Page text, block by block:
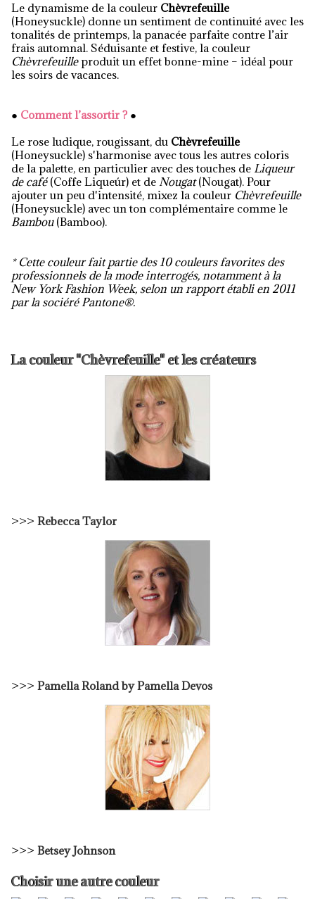
Le dynamisme de la couleur Chèvrefeuille
(Honeysuckle) donne un sentiment de continuité avec les
tonalités de printemps, la panacée parfaite contre l’air
frais automnal. Séduisante et festive, la couleur
Chèvrefeuilleproduit un effet bonne-mine – idéal pour
les soirs de vacances.
● Comment l’assortir ? ●
Le rose ludique, rougissant, du Chèvrefeuille
(Honeysuckle) s'harmonise avec tous les autres coloris
de la palette, en particulier avec des touches de Liqueur
de café(Coffe Liqueúr) et de Nougat(Nougat). Pour
ajouter un peu d'intensité, mixez la couleur Chèvrefeuille
(Honeysuckle) avec un ton complémentaire comme le
Bambou (Bamboo).
* Cette couleur fait partie des 10 couleurs favorites des
professionnels de la mode interrogés, notamment à la
New York Fashion Week, selon un rapport établi en 2011
par la sociéré Pantone®.
La couleur "Chèvrefeuille" et les créateurs
>>> Rebecca Taylor
>>> Pamella Roland by Pamella Devos
>>> Betsey Johnson
Choisir une autre couleur